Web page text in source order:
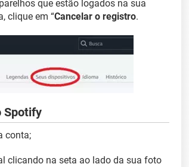
que estão logados na sua
clique em “Cancelar o registro.
Spotify
conta;
clicando na seta ao lado da sua foto